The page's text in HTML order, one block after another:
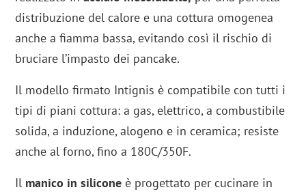
distribuzione del calore e una cottura omogenea
anche a fiamma bassa, evitando così il rischio di
bruciare l’impasto dei pancake.
Il modello firmato Intignis è compatibile con tutti i
tipi di piani cottura: a gas, elettrico, a combustibile
solida, a induzione, alogeno e in ceramica; resiste
anche al forno, fino a 180C/350F.
Il manico in silicone è progettato per cucinare in